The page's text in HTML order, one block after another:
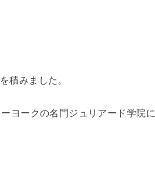
積みました。
ヨークの名門ジュリアード学院に